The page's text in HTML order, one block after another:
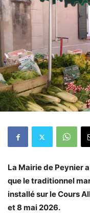
La Mairie de Peynier
que le traditionnel
installé sur le Cours
et 8 mai 2026.